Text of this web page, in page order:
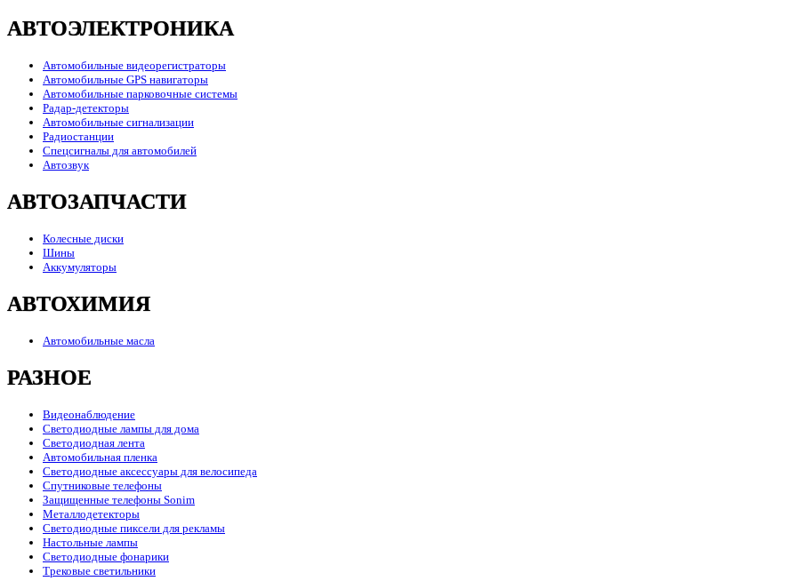
АВТОЭЛЕКТРОНИКА
Автомобильные видеорегистраторы
Автомобильные GPS навигаторы
Автомобильные парковочные системы
Радар-детекторы
Автомобильные сигнализации
Радиостанции
Спецсигналы для автомобилей
Автозвук
АВТОЗАПЧАСТИ
Колесные диски
Шины
Аккумуляторы
АВТОХИМИЯ
Автомобильные масла
РАЗНОЕ
Видеонаблюдение
Светодиодные лампы для дома
Светодиодная лента
Автомобильная пленка
Светодиодные аксессуары для велосипеда
Спутниковые телефоны
Защищенные телефоны Sonim
Металлодетекторы
Светодиодные пиксели для рекламы
Настольные лампы
Светодиодные фонарики
Трековые светильники